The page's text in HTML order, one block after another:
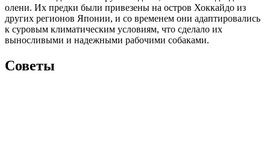
олени. Их предки были привезены на остров Хоккайдо из
других регионов Японии, и со временем они адаптировались
к суровым климатическим условиям, что сделало их
выносливыми и надежными рабочими собаками.
Советы